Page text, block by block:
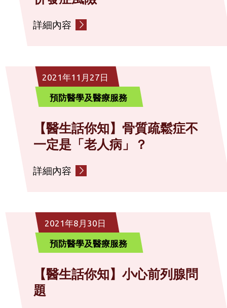
詳細內容
2021年11月27日
預防醫學及醫療服務
【醫生話你知】骨質疏鬆症不
一定是「老人病」？
詳細內容
2021年8月30日
預防醫學及醫療服務
【醫生話你知】小心前列腺問
題